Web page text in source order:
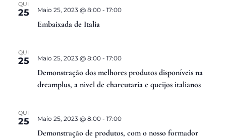
de
Eventos
QUI
25
Embaixada de Italia
Maio 25, 2023 @ 8:00- 17:00
QUI
25
Demonstração dos melhores produtos disponíveis na
dreamplus, a nivel de charcutaria e queijos italianos
Maio 25, 2023 @ 8:00- 17:00
QUI
25
Demonstração de produtos, com o nosso formador
Maio 25, 2023 @ 8:00- 17:00